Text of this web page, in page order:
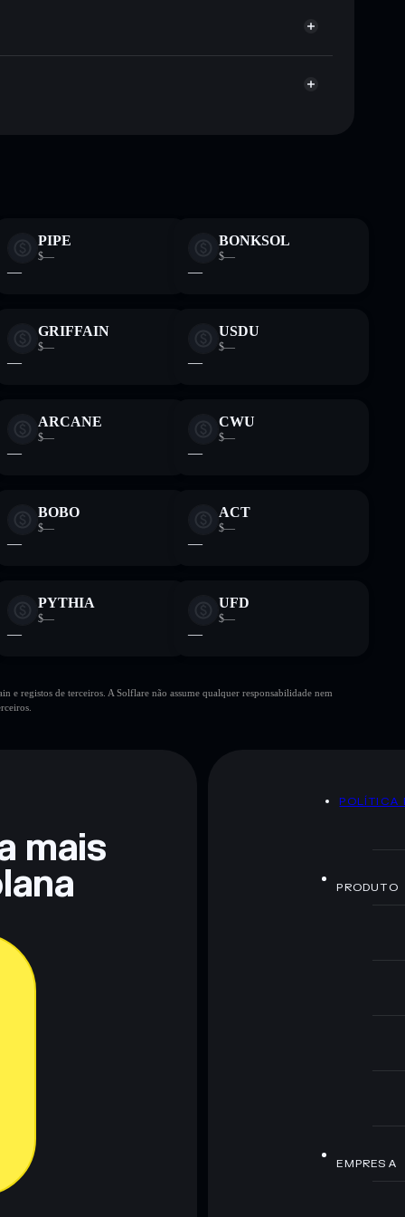
PIPE
$—
—
BONKSOL
$—
—
GRIFFAIN
$—
—
USDU
$—
—
ARCANE
$—
—
CWU
$—
—
BOBO
$—
—
ACT
$—
—
PYTHIA
$—
—
UFD
$—
—
e registos de terceiros. A Solflare não assume qualquer responsabilidade nem
mais
POLÍTICA
PRODUTO
EMPRESA